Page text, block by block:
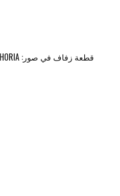
قطعة زفاف في صور: PHOTOBUTHORIA وسحب الكلام